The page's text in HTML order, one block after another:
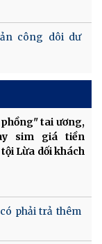
công dôi dư
tai ương,
sim giá tiền
Lừa dối khách
phải trả thêm